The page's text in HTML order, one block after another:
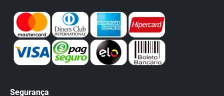
Segurança